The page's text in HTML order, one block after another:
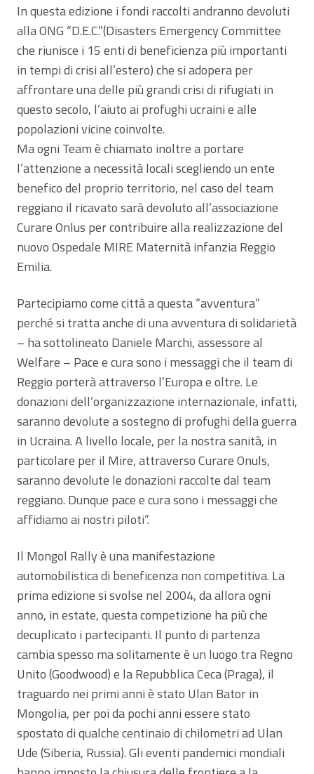
In questa edizione i fondi raccolti andranno devoluti
alla ONG “D.E.C.”(Disasters Emergency Committee
che riunisce i 15 enti di beneficienza più importanti
in tempi di crisi all’estero) che si adopera per
affrontare una delle più grandi crisi di rifugiati in
questo secolo, l’aiuto ai profughi ucraini e alle
popolazioni vicine coinvolte.
Ma ogni Team è chiamato inoltre a portare
l’attenzione a necessità locali scegliendo un ente
benefico del proprio territorio, nel caso del team
reggiano il ricavato sarà devoluto all’associazione
Curare Onlus per contribuire alla realizzazione del
nuovo Ospedale MIRE Maternità infanzia Reggio
Emilia.
Partecipiamo come città a questa “avventura”
perché si tratta anche di una avventura di solidarietà
– ha sottolineato Daniele Marchi, assessore al
Welfare – Pace e cura sono i messaggi che il team di
Reggio porterà attraverso l’Europa e oltre. Le
donazioni dell’organizzazione internazionale, infatti,
saranno devolute a sostegno di profughi della guerra
in Ucraina. A livello locale, per la nostra sanità, in
particolare per il Mire, attraverso Curare Onuls,
saranno devolute le donazioni raccolte dal team
reggiano. Dunque pace e cura sono i messaggi che
affidiamo ai nostri piloti”.
Il Mongol Rally è una manifestazione
automobilistica di beneficenza non competitiva. La
prima edizione si svolse nel 2004, da allora ogni
anno, in estate, questa competizione ha più che
decuplicato i partecipanti. Il punto di partenza
cambia spesso ma solitamente è un luogo tra Regno
Unito (Goodwood) e la Repubblica Ceca (Praga), il
traguardo nei primi anni è stato Ulan Bator in
Mongolia, per poi da pochi anni essere stato
spostato di qualche centinaio di chilometri ad Ulan
Ude (Siberia, Russia). Gli eventi pandemici mondiali